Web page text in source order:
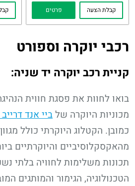
קבלת הצעה פרטים
רכבי יוקרה וספורט
קניית רכב יוקרה יד שניה:
בואו לחוות את פסגת חווית
מכוניות היוקרה שלביי אנד
כמובן. הקטלוג היוקרתי כולל
מהאקסקלוסיביים והיוקרתיים
תכונות משלימות לחוויה בלתי
הטכנולוגיה, הגימור והמותגים